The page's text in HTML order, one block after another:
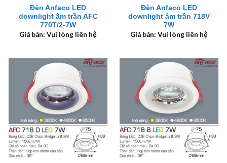
Đèn Anfaco LED
downlight âm trần AFC
770T/2-7W
Giá bán: Vui lòng liên hệ
Đèn Anfaco LED
downlight âm trần 718V
7W
Giá bán: Vui lòng liên hệ